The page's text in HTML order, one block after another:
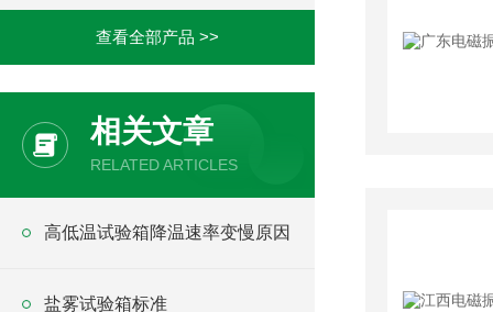
查看全部产品 >>
相关文章
RELATED ARTICLES
高低温试验箱降温速率变慢原因
盐雾试验箱标准